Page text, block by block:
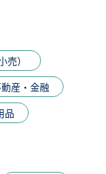
）
産・金融
品